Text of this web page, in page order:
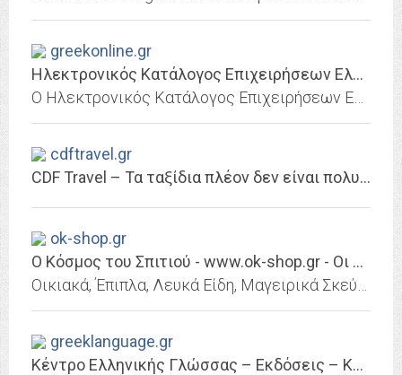
greekonline.gr
Ηλεκτρονικός Κατάλογος Επιχειρήσεων Ελλάδας - Greekonline.gr
cdftravel.gr
CDF Travel – Τα ταξίδια πλέον δεν είναι πολυτέλεια
ok-shop.gr
Ο Κόσμος του Σπιτιού - www.ok-shop.gr - Οι χαμηλότερες τιμές είναι εδώ !!...
greeklanguage.gr
Κέντρο Ελληνικής Γλώσσας – Εκδόσεις – Κέντρο Ελληνικής Γλώσσας